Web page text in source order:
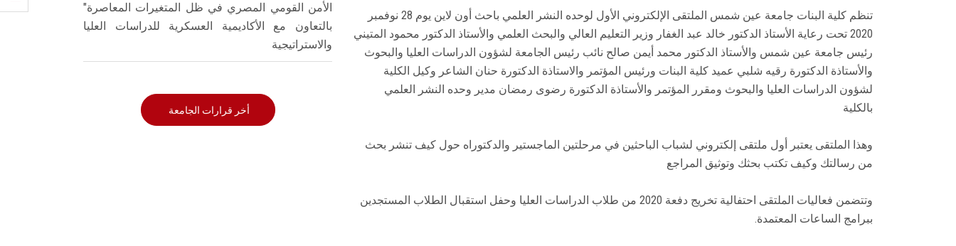
تنظم كلية البنات جامعة عين شمس الملتقى الإلكتروني الأول لوحده النشر العلمي باحث أون لاين يوم 28 نوفمبر
2020 تحت رعاية الأستاذ الدكتور خالد عبد الغفار وزير التعليم العالي والبحث العلمي والأستاذ الدكتور محمود المتيني
رئيس جامعة عين شمس والأستاذ الدكتور محمد أيمن صالح نائب رئيس الجامعة لشؤون الدراسات العليا والبحوث
والأستاذة الدكتورة رقيه شلبي عميد كلية البنات ورئيس المؤتمر والاستاذة الدكتورة حنان الشاعر وكيل الكلية
لشؤون الدراسات العليا والبحوث ومقرر المؤتمر والأستاذة الدكتورة رضوى رمضان مدير وحده النشر العلمي
بالكلية
وهذا الملتقى يعتبر أول ملتقى إلكتروني لشباب الباحثين في مرحلتين الماجستير والدكتوراه حول كيف تنشر بحث
من رسالتك وكيف تكتب بحثك وتوثيق المراجع
وتتضمن فعاليات الملتقى احتفالية تخريج دفعة 2020 من طلاب الدراسات العليا وحفل استقبال الطلاب المستجدين
ببرامج الساعات المعتمدة.
الأمن القومي المصري في ظل المتغيرات المعاصرة"
بالتعاون مع الأكاديمية العسكرية للدراسات العليا
والاستراتيجية
أخر قرارات الجامعة